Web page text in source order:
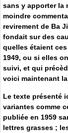
sans y apporter la
moindre
revirement de Ba
fondait sur des
quelles étaient
1949, ou si elles
suivi, et qui
voici maintenant
Le texte présenté
variantes comme
publiée en 1959
lettres grasses ;